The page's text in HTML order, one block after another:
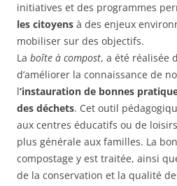
initiatives et des programmes
les citoyens à des enjeux
mobiliser sur des objectifs.
La boîte à compost, a été réalisée
d’améliorer la connaissance de
l’instauration de bonnes
des déchets. Cet outil
aux centres éducatifs ou de
plus générale aux familles. La
compostage y est traitée, ainsi
de la conservation et la qualité